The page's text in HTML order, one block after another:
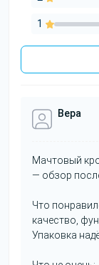
1
Вера
Мачтовый
— обзор
Что
качество,
Упаковка